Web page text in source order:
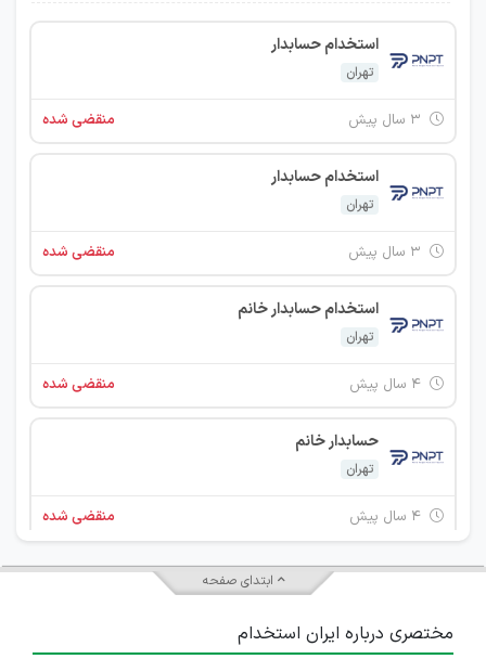
استخدام حسابدار
تهران
منقضی شده
استخدام حسابدار
تهران
منقضی شده
استخدام حسابدار خانم
تهران
منقضی شده
حسابدار خانم
تهران
منقضی شده
حسابدار خانم
۴ سال پیش منقضی شده
ابتدای صفحه
مختصری درباره ایران استخدام